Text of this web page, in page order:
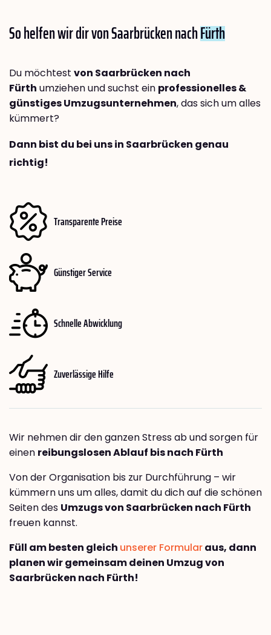
So helfen wir dir von Saarbrücken nachFürth
Du möchtest von Saarbrücken nach
Fürth umziehen und suchst ein professionelles &
günstiges Umzugsunternehmen, das sich um alles
kümmert?
Dann bist du bei uns in Saarbrücken genau
richtig!
Transparente Preise
Günstiger Service
Schnelle Abwicklung
Zuverlässige Hilfe
Wir nehmen dir den ganzen Stress ab und sorgen für
einen reibungslosen Ablauf bis nach Fürth
Von der Organisation bis zur Durchführung – wir
kümmern uns um alles, damit du dich auf die schönen
Seiten des Umzugs von Saarbrücken nach Fürth
freuen kannst.
Füll am besten gleich unserer Formularaus, dann
planen wir gemeinsam deinen Umzug von
Saarbrücken nach Fürth!